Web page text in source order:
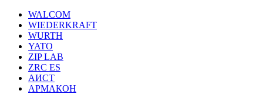
WALCOM
WIEDERKRAFT
WURTH
YATO
ZIP LAB
ZRC ES
АИСТ
АРМАКОН